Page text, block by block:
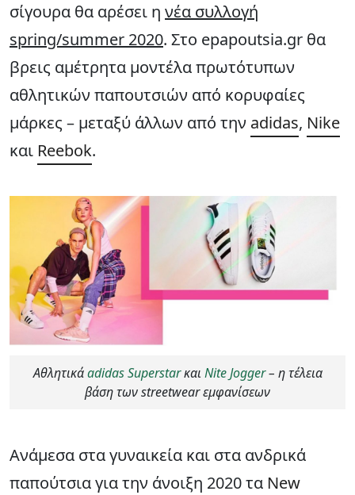
σίγουρα θα αρέσει η νέα συλλογή
spring/summer 2020. Στο epapoutsia.gr θα
βρεις αμέτρητα μοντέλα πρωτότυπων
αθλητικών παπουτσιών από κορυφαίες
μάρκες – μεταξύ άλλων από την adidas, Nike
και Reebok.
Αθλητικάadidas SuperstarκαιNite Jogger– η τέλεια
βάση των streetwear εμφανίσεων
Ανάμεσα στα γυναικεία και στα ανδρικά
παπούτσια για την άνοιξη 2020 τα New